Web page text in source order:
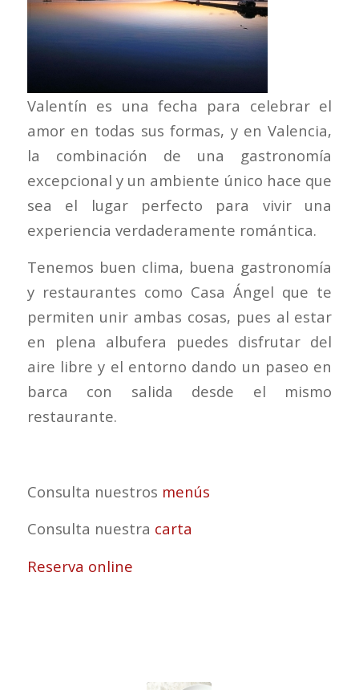
Valentín es una fecha para celebrar el
amor en todas sus formas, y en Valencia,
la combinación de una gastronomía
excepcional y un ambiente único hace que
sea el lugar perfecto para vivir una
experiencia verdaderamente romántica.
Tenemos buen clima, buena gastronomía
y restaurantes como Casa Ángel que te
permiten unir ambas cosas, pues al estar
en plena albufera puedes disfrutar del
aire libre y el entorno dando un paseo en
barca con salida desde el mismo
restaurante.
Consulta nuestros menús
Consulta nuestra carta
Reserva online